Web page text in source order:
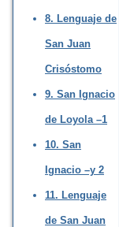
8. Lenguaje de
San Juan
Crisóstomo
9. San Ignacio
de Loyola –1
10. San
Ignacio –y 2
11. Lenguaje
de San Juan